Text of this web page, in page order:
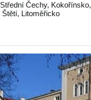
Střední Čechy, Kokořínsko,
Štětí, Litoměřicko